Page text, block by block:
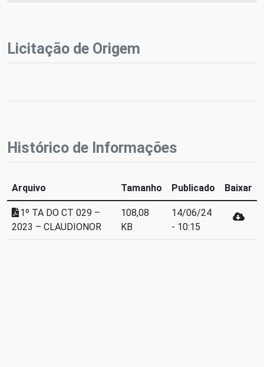
Licitação de Origem
Histórico de Informações
Arquivo Tamanho Publicado Baixar
1º TA DO CT 029 –
2023 – CLAUDIONOR
108,08
KB
14/06/24
- 10:15